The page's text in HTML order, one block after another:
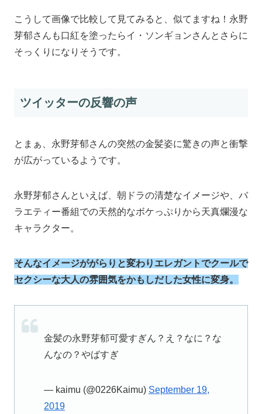
こうして画像で比較して見てみると、似てますね！永野
芽郁さんも口紅を塗ったらイ・ソンギョンさんとさらに
そっくりになりそうです。
ツイッターの反響の声
とまぁ、永野芽郁さんの突然の金髪姿に驚きの声と衝撃
が広がっているようです。
永野芽郁さんといえば、朝ドラの清楚なイメージや、バ
ラエティー番組での天然的なボケっぷりから天真爛漫な
キャラクター。
そんなイメージががらりと変わりエレガントでクールで
セクシーな大人の雰囲気をかもしだした女性に変身。
金髪の永野芽郁可愛すぎん？え？なに？な
んなの？やばすぎ
— kaimu (@0226Kaimu) September 19,
2019